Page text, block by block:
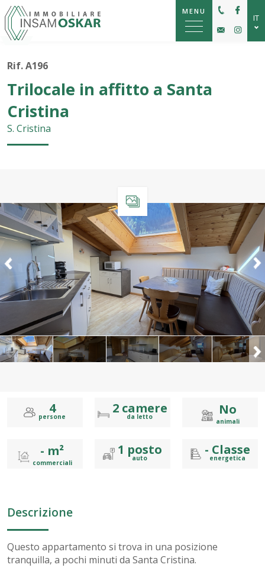
MENU
IT
Rif. A196
Trilocale in affitto a Santa
Cristina
S. Cristina
4
persone
2 camere
da letto No
animali
- m²
commerciali
1 posto
auto
- Classe
energetica
Descrizione
Questo appartamento si trova in una posizione
tranquilla, a pochi minuti da Santa Cristina.